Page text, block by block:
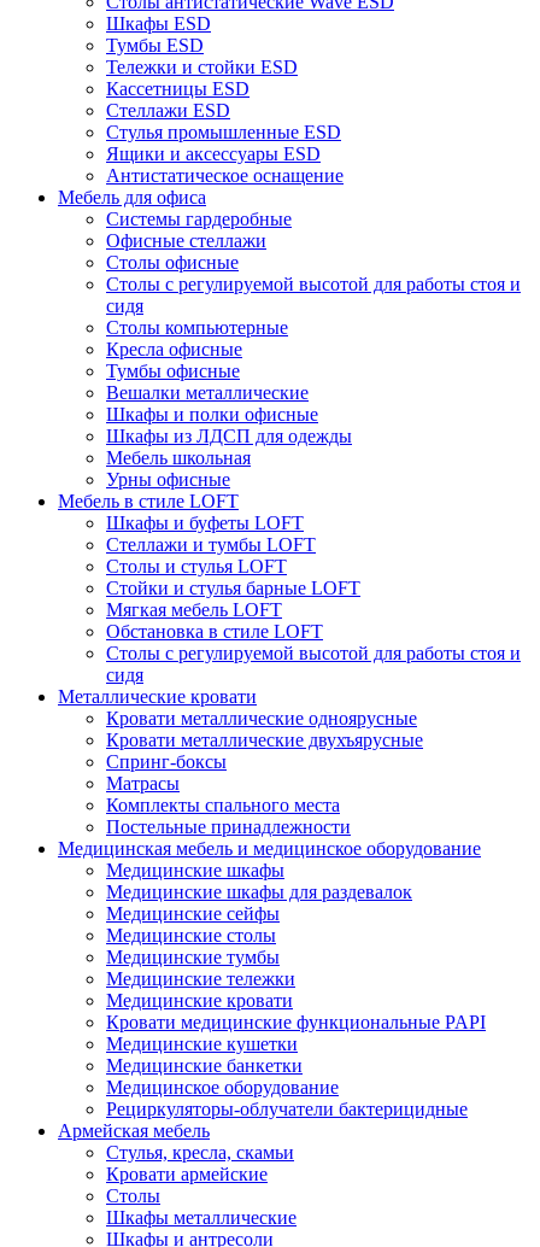
Шкафы ESD
Тумбы ESD
Тележки и стойки ESD
Кассетницы ESD
Стеллажи ESD
Стулья промышленные ESD
Ящики и аксессуары ESD
Антистатическое оснащение
Мебель для офиса
Системы гардеробные
Офисные стеллажи
Столы офисные
Столы с регулируемой высотой для работы стоя и
сидя
Столы компьютерные
Кресла офисные
Тумбы офисные
Вешалки металлические
Шкафы и полки офисные
Шкафы из ЛДСП для одежды
Мебель школьная
Урны офисные
Мебель в стиле LOFT
Шкафы и буфеты LOFT
Стеллажи и тумбы LOFT
Столы и стулья LOFT
Стойки и стулья барные LOFT
Мягкая мебель LOFT
Обстановка в стиле LOFT
Столы с регулируемой высотой для работы стоя и
сидя
Металлические кровати
Кровати металлические одноярусные
Кровати металлические двухъярусные
Спринг-боксы
Матрасы
Комплекты спального места
Постельные принадлежности
Медицинская мебель и медицинское оборудование
Медицинские шкафы
Медицинские шкафы для раздевалок
Медицинские сейфы
Медицинские столы
Медицинские тумбы
Медицинские тележки
Медицинские кровати
Кровати медицинские функциональные PAPI
Медицинские кушетки
Медицинские банкетки
Медицинское оборудование
Рециркуляторы-облучатели бактерицидные
Армейская мебель
Стулья, кресла, скамьи
Кровати армейские
Столы
Шкафы металлические
Шкафы и антресоли